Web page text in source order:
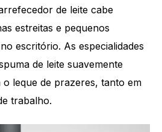
de leite cabe
estreitas e pequenos
escritório. As especialidades
de leite suavemente
leque de prazeres, tanto em
trabalho.